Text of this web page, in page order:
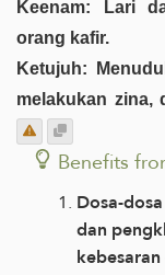
Keenam: Lari
orang kafir.
Ketujuh:
melakukan zina,
Benefits
Dosa-
dan